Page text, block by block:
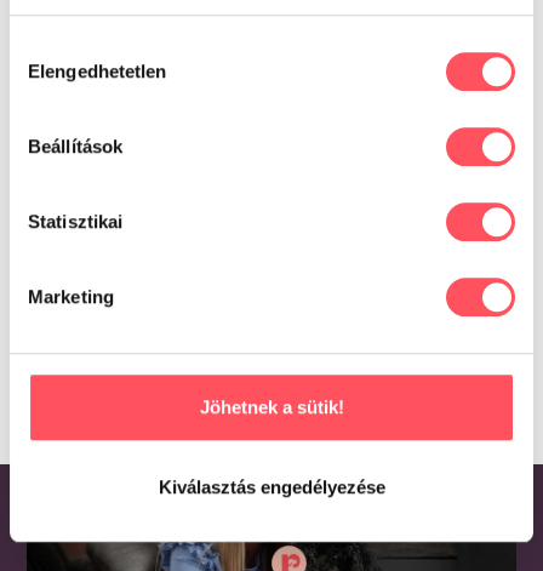
kiválasztása
Elengedhetetlen
Beállítások
Statisztikai
Marketing
Jöhetnek a sütik!
Kiválasztás engedélyezése
véleményedet a Petguru közösségével!